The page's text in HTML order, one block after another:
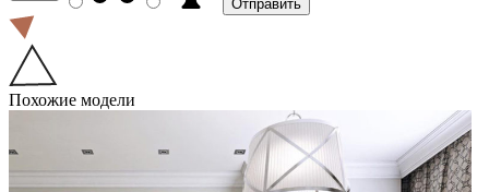
Похожие модели